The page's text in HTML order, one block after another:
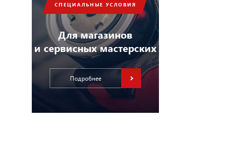
СПЕЦИАЛЬНЫЕ УСЛОВИЯ
Для магазинов
и сервисных мастерских
Подробнее